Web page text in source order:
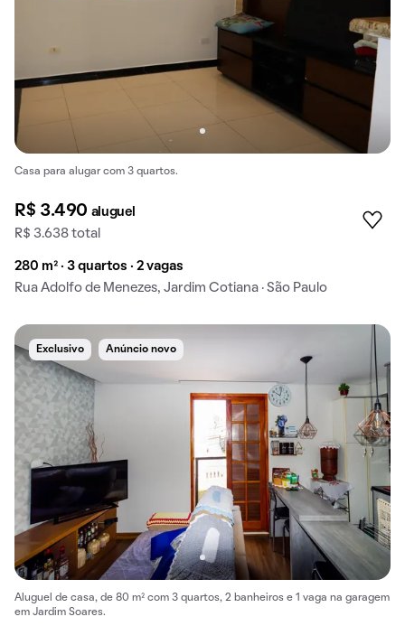
Casa para alugar com 3 quartos.
R$ 3.490 aluguel
R$ 3.638 total
280 m² · 3 quartos · 2 vagas
Rua Adolfo de Menezes, Jardim Cotiana · São Paulo
Exclusivo Anúncio novo
Aluguel de casa, de 80 m² com 3 quartos, 2 banheiros e 1 vaga na garagem
em Jardim Soares.